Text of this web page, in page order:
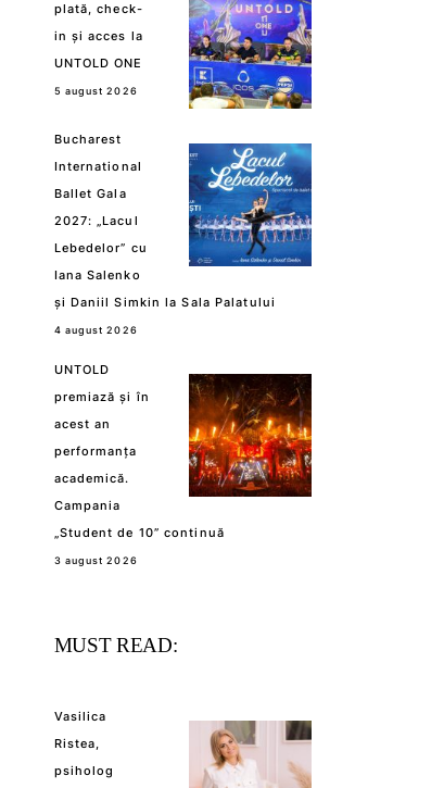
plată, check-
in și acces la
UNTOLD ONE
5 august 2026
Bucharest
International
Ballet Gala
2027: „Lacul
Lebedelor” cu
Iana Salenko
și Daniil Simkin la Sala Palatului
4 august 2026
UNTOLD
premiază și în
acest an
performanța
academică.
Campania
„Student de 10” continuă
3 august 2026
MUST READ:
Vasilica
Ristea,
psiholog